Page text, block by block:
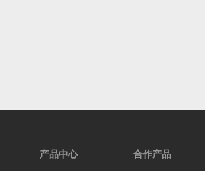
产品中心 合作产品